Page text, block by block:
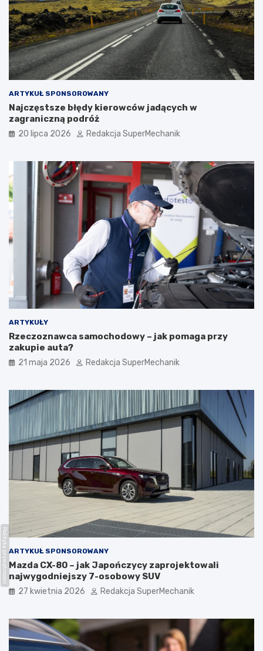
ARTYKUŁ SPONSOROWANY
Najczęstsze błędy kierowców jadących w
zagraniczną podróż
20 lipca 2026 Redakcja SuperMechanik
ARTYKUŁY
Rzeczoznawca samochodowy – jak pomaga przy
zakupie auta?
21 maja 2026 Redakcja SuperMechanik
ARTYKUŁ SPONSOROWANY
Mazda CX-80 – jak Japończycy zaprojektowali
najwygodniejszy 7-osobowy SUV
27 kwietnia 2026 Redakcja SuperMechanik
Polityka prywatności